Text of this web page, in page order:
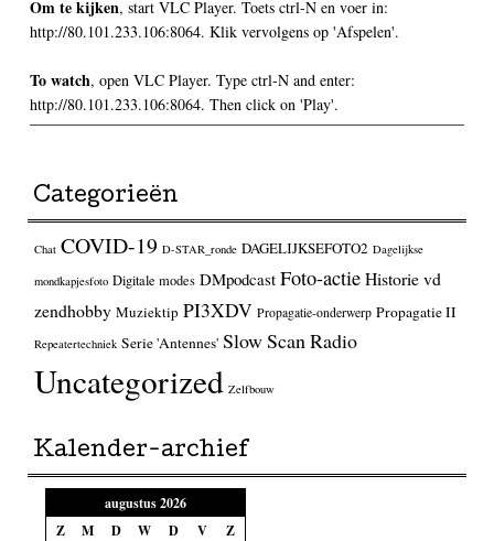
Om te kijken, start VLC Player. Toets ctrl-N en voer in:
http://80.101.233.106:8064. Klik vervolgens op 'Afspelen'.
To watch, open VLC Player. Type ctrl-N and enter:
http://80.101.233.106:8064. Then click on 'Play'.
Categorieën
Chat COVID-19 D-STAR_ronde DAGELIJKSEFOTO2 Dagelijkse
mondkapjesfoto Digitale modes DMpodcast Foto-actieHistorie vd
zendhobby Muziektip PI3XDV Propagatie-onderwerp Propagatie II
Repeatertechniek Serie 'Antennes' Slow Scan Radio
Uncategorized Zelfbouw
Kalender-archief
augustus 2026
Z
M D W D V Z